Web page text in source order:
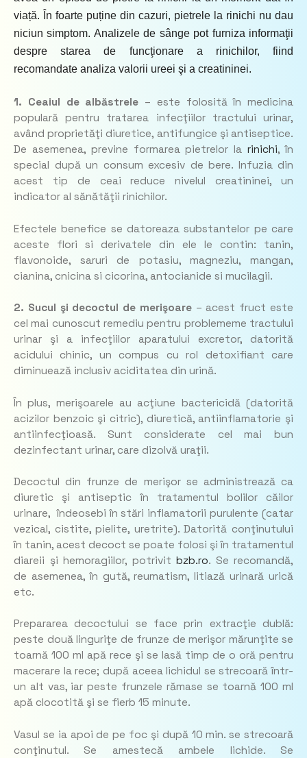
viață. În foarte puține din cazuri, pietrele la rinichi nu dau
niciun simptom. Analizele de sânge pot furniza informaţii
despre starea de funcţionare a rinichilor, fiind
recomandate analiza valorii ureei şi a creatininei.
1. Ceaiul de albăstrele – este folosită în medicina
populară pentru tratarea infecţiilor tractului urinar,
având proprietăţi diuretice, antifungice şi antiseptice.
De asemenea, previne formarea pietrelor larinichi, în
special după un consum excesiv de bere. Infuzia din
acest tip de ceai reduce nivelul creatininei, un
indicator al sănătăţii rinichilor.
Efectele benefice se datoreaza substantelor pe care
aceste flori si derivatele din ele le contin: tanin,
flavonoide, saruri de potasiu, magneziu, mangan,
cianina, cnicina si cicorina, antocianide si mucilagii.
2. Sucul şi decoctul de merişoare– acest fruct este
cel mai cunoscut remediu pentru problememe tractului
urinar şi a infecţiilor aparatului excretor, datorită
acidului chinic, un compus cu rol detoxifiant care
diminuează inclusiv aciditatea din urină.
În plus, merişoarele au acţiune bactericidă (datorită
acizilor benzoic şi citric), diuretică, antiinflamatorie şi
antiinfecţioasă. Sunt considerate cel mai bun
dezinfectant urinar, care dizolvă uraţii.
Decoctul din frunze de merişor se administrează ca
diuretic şi antiseptic în tratamentul bolilor căilor
urinare, îndeosebi în stări inflamatorii purulente (catar
vezical, cistite, pielite, uretrite). Datorită conţinutului
în tanin, acest decoct se poate folosi şi în tratamentul
diareii şi hemoragiilor, potrivit bzb.ro. Se recomandă,
de asemenea, în gută, reumatism, litiază urinară urică
etc.
Prepararea decoctului se face prin extracţie dublă:
peste două linguriţe de frunze de merişor mărunţite se
toarnă 100 ml apă rece şi se lasă timp de o oră pentru
macerare la rece; după aceea lichidul se strecoară într-
un alt vas, iar peste frunzele rămase se toarnă 100 ml
apă clocotită şi se fierb 15 minute.
Vasul se ia apoi de pe foc şi după 10 min. se strecoară
conţinutul. Se amestecă ambele lichide. Se